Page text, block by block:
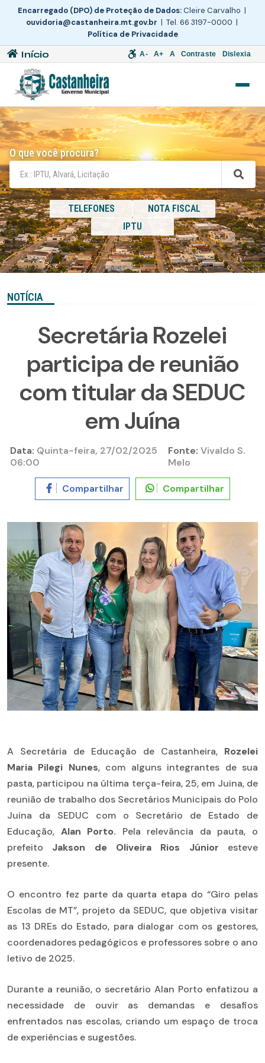
Encarregado (DPO) de Proteção de Dados:Cleire Carvalho |
ouvidoria@castanheira.mt.gov.br | Tel. 66 3197-0000 |
Política de Privacidade
Início A- A+ A Contraste Dislexia
O que você procura?
TELEFONES
NOTA FISCAL
IPTU
NOTÍCIA
Secretária Rozelei
participa de reunião
com titular da SEDUC
em Juína
Data: Quinta-feira, 27/02/2025
06:00
Fonte: Vivaldo S.
Melo
Compartilhar Compartilhar
A Secretária de Educação de Castanheira, Rozelei
Maria Pilegi Nunes, com alguns integrantes de sua
pasta, participou na última terça-feira, 25, em Juina, de
reunião de trabalho dos Secretários Municipais do Polo
Juina da SEDUC com o Secretário de Estado de
Educação, Alan Porto. Pela relevância da pauta, o
prefeito Jakson de Oliveira Rios Júnior esteve
presente.
O encontro fez parte da quarta etapa do “Giro pelas
Escolas de MT”, projeto da SEDUC, que objetiva visitar
as 13 DREs do Estado, para dialogar com os gestores,
coordenadores pedagógicos e professores sobre o ano
letivo de 2025.
Durante a reunião, o secretário Alan Porto enfatizou a
necessidade de ouvir as demandas e desafios
enfrentados nas escolas, criando um espaço de troca
de experiências e sugestões.